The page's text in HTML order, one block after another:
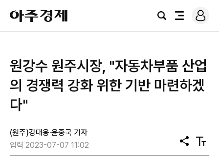
아
주
경
검
전
로
그
원강수 원주시장, "자동차부품 산업
의 경쟁력 강화 위한 기반 마련하겠
다"
(원주)강대웅·윤중국 기자
입력 2023-07-07 11:02
공
유
텍
스